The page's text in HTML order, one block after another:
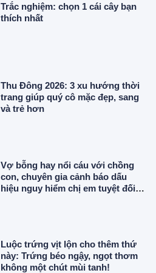
Trắc nghiệm: chọn 1 cái cây bạn
thích nhất
Thu Đông 2026: 3 xu hướng thời
trang giúp quý cô mặc đẹp, sang
và trẻ hơn
Vợ bỗng hay nổi cáu với chồng
con, chuyên gia cảnh báo dấu
hiệu nguy hiểm chị em tuyệt đối
Luộc trứng vịt lộn cho thêm thứ
này: Trứng béo ngậy, ngọt thơm
không một chút mùi tanh!